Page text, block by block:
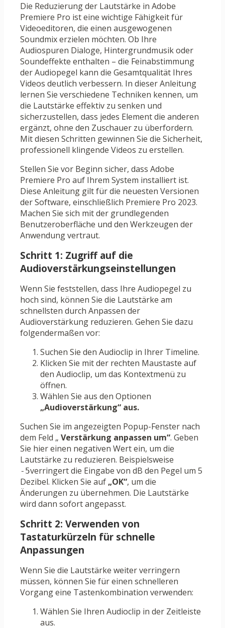
Die Reduzierung der Lautstärke in Adobe
Premiere Pro ist eine wichtige Fähigkeit für
Videoeditoren, die einen ausgewogenen
Soundmix erzielen möchten. Ob Ihre
Audiospuren Dialoge, Hintergrundmusik oder
Soundeffekte enthalten – die Feinabstimmung
der Audiopegel kann die Gesamtqualität Ihres
Videos deutlich verbessern. In dieser Anleitung
lernen Sie verschiedene Techniken kennen, um
die Lautstärke effektiv zu senken und
sicherzustellen, dass jedes Element die anderen
ergänzt, ohne den Zuschauer zu überfordern.
Mit diesen Schritten gewinnen Sie die Sicherheit,
professionell klingende Videos zu erstellen.
Stellen Sie vor Beginn sicher, dass Adobe
Premiere Pro auf Ihrem System installiert ist.
Diese Anleitung gilt für die neuesten Versionen
der Software, einschließlich Premiere Pro 2023.
Machen Sie sich mit der grundlegenden
Benutzeroberfläche und den Werkzeugen der
Anwendung vertraut.
Schritt 1: Zugriff auf die
Audioverstärkungseinstellungen
Wenn Sie feststellen, dass Ihre Audiopegel zu
hoch sind, können Sie die Lautstärke am
schnellsten durch Anpassen der
Audioverstärkung reduzieren. Gehen Sie dazu
folgendermaßen vor:
Suchen Sie den Audioclip in Ihrer Timeline.
Klicken Sie mit der rechten Maustaste auf
den Audioclip, um das Kontextmenü zu
öffnen.
Wählen Sie aus den Optionen
„Audioverstärkung“ aus.
Suchen Sie im angezeigten Popup-Fenster nach
dem Feld „ Verstärkung anpassen um“. Geben
Sie hier einen negativen Wert ein, um die
Lautstärke zu reduzieren. Beispielsweise
-5verringert die Eingabe von dB den Pegel um 5
Dezibel. Klicken Sie auf „OK“, um die
Änderungen zu übernehmen. Die Lautstärke
wird dann sofort angepasst.
Schritt 2: Verwenden von
Tastaturkürzeln für schnelle
Anpassungen
Wenn Sie die Lautstärke weiter verringern
müssen, können Sie für einen schnelleren
Vorgang eine Tastenkombination verwenden:
Wählen Sie Ihren Audioclip in der Zeitleiste
aus.